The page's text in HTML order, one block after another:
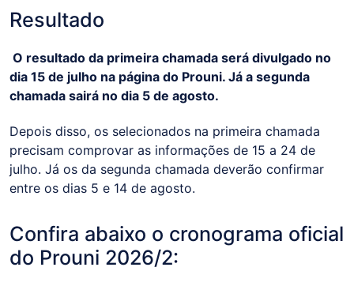
Resultado
O resultado da primeira chamada será divulgado no
dia 15 de julho na página do Prouni. Já a segunda
chamada sairá no dia 5 de agosto.
Depois disso, os selecionados na primeira chamada
precisam comprovar as informações de 15 a 24 de
julho. Já os da segunda chamada deverão confirmar
entre os dias 5 e 14 de agosto.
Confira abaixo o cronograma oficial
do Prouni 2026/2: